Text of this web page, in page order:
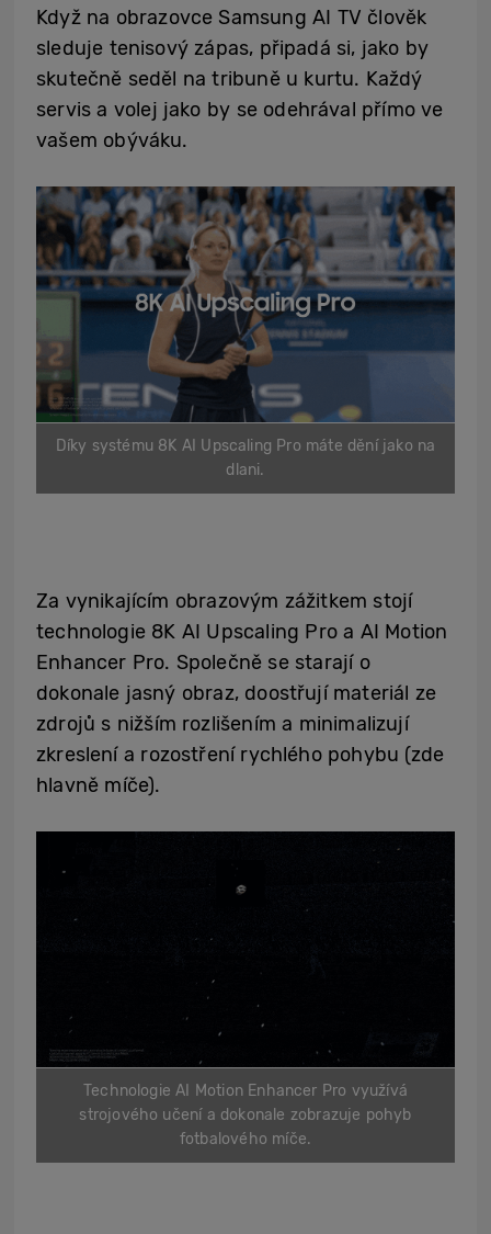
Když na obrazovce Samsung AI TV člověk
sleduje tenisový zápas, připadá si, jako by
skutečně seděl na tribuně u kurtu. Každý
servis a volej jako by se odehrával přímo ve
vašem obýváku.
Díky systému 8K AI Upscaling Pro máte dění jako na
dlani.
Za vynikajícím obrazovým zážitkem stojí
technologie 8K AI Upscaling Pro a AI Motion
Enhancer Pro. Společně se starají o
dokonale jasný obraz, doostřují materiál ze
zdrojů s nižším rozlišením a minimalizují
zkreslení a rozostření rychlého pohybu (zde
hlavně míče).
Technologie AI Motion Enhancer Pro využívá
strojového učení a dokonale zobrazuje pohyb
fotbalového míče.